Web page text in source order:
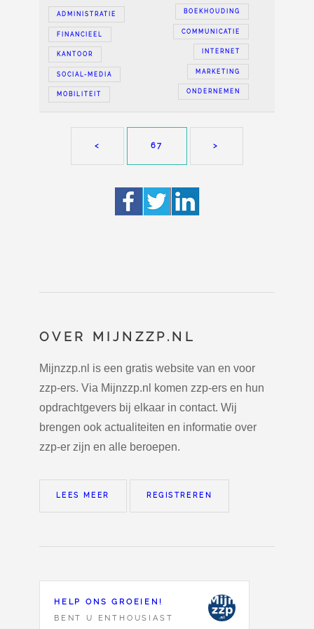
BOEKHOUDING
ADMINISTRATIE
COMMUNICATIE
FINANCIEEL
INTERNET
KANTOOR
MARKETING
SOCIAL-MEDIA
ONDERNEMEN
MOBILITEIT
< 67 >
OVER MIJNZZP.NL
Mijnzzp.nl is een gratis website van en voor
zzp-ers. Via Mijnzzp.nl komen zzp-ers en hun
opdrachtgevers bij elkaar in contact. Wij
brengen ook actualiteiten en informatie over
zzp-er zijn en alle beroepen.
LEES MEER REGISTREREN
HELP ONS GROEIEN!
BENT U ENTHOUSIAST